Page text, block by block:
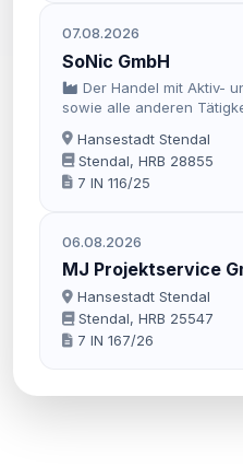
07.08.2026
SoNic GmbH
Der Handel mit Aktiv-
sowie alle anderen
vorbenannten Tätigkeiten
.
Hansestadt Stendal
Stendal, HRB 28855
7 IN 116/25
06.08.2026
MJ Projektservice
Hansestadt Stendal
Stendal, HRB 25547
7 IN 167/26